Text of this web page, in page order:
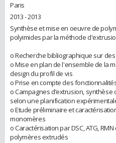
Paris
2013 - 2013
Synthèse et mise en oeuvre de
polyimides par la méthode
o Recherche bibliographique sur
o Mise en plan de l'ensemble de la
design du profil de vis
o Prise en compte des
o Campagnes d’extrusion,
selon une planification
o Etude préliminaire et
monomères
o Caractérisation par DSC, ATG,
polymères extrudés